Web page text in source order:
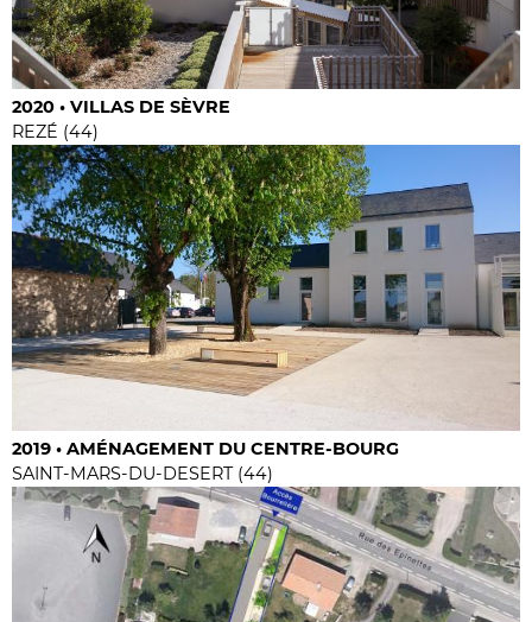
2020 • VILLAS DE SÈVRE
REZÉ (44)
2019 • AMÉNAGEMENT DU CENTRE-BOURG
SAINT-MARS-DU-DESERT (44)